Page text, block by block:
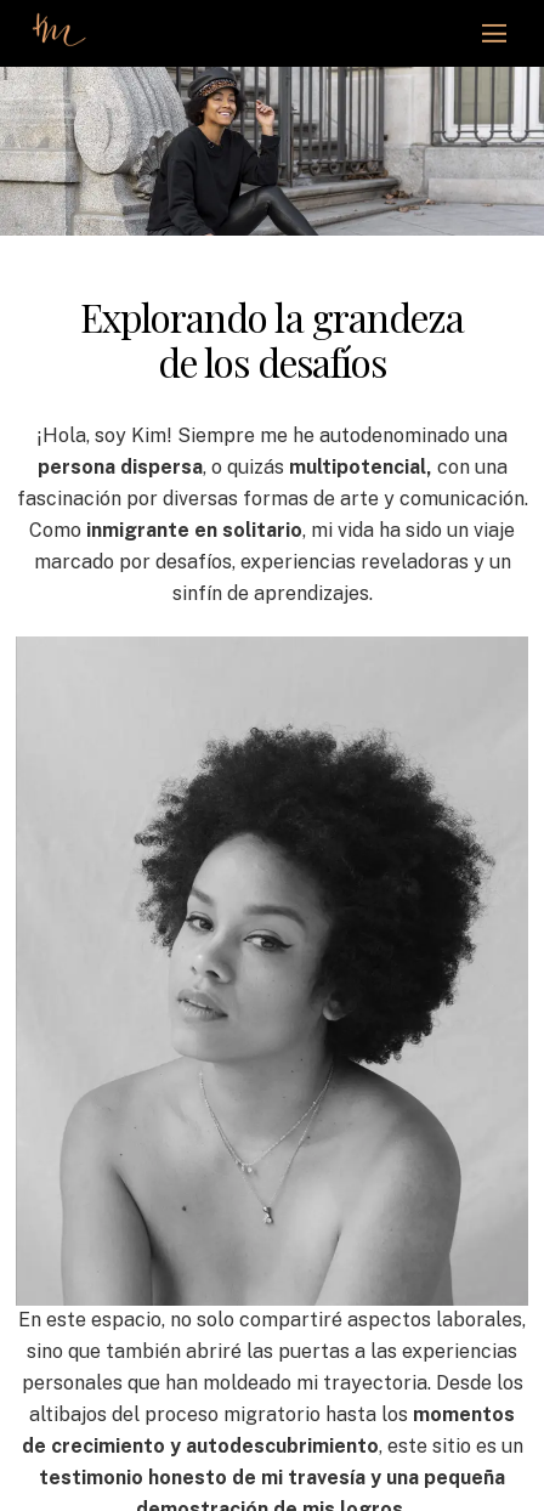
Explorando la grandeza
de los desafíos
¡Hola, soy Kim! Siempre me he autodenominado una
persona dispersa, o quizás multipotencial, con una
fascinación por diversas formas de arte y comunicación.
Como inmigrante en solitario, mi vida ha sido un viaje
marcado por desafíos, experiencias reveladoras y un
sinfín de aprendizajes.
En este espacio, no solo compartiré aspectos laborales,
sino que también abriré las puertas a las experiencias
personales que han moldeado mi trayectoria. Desde los
altibajos del proceso migratorio hasta los momentos
de crecimiento y autodescubrimiento, este sitio es un
testimonio honesto de mi travesía y una pequeña